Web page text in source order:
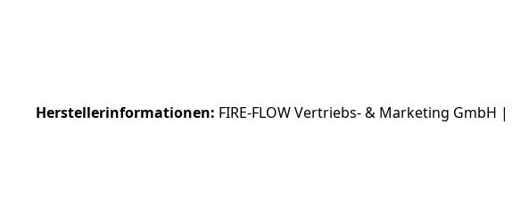
Herstellerinformationen: FIRE-FLOW Vertriebs- & Marketing